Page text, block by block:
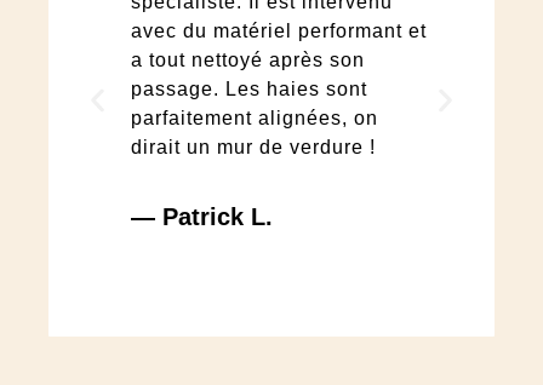
avec du matériel performant et
a tout nettoyé après son
passage. Les haies sont
parfaitement alignées, on
dirait un mur de verdure !
— Patrick L.